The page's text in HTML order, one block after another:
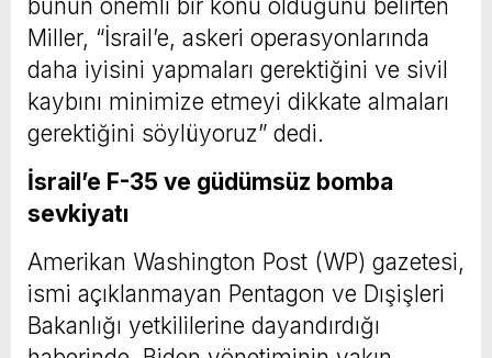
bunun önemli bir konu olduğunu belirten
Miller, “İsrail’e, askeri operasyonlarında
daha iyisini yapmaları gerektiğini ve sivil
kaybını minimize etmeyi dikkate almaları
gerektiğini söylüyoruz” dedi.
İsrail’e F-35 ve güdümsüz bomba
sevkiyatı
Amerikan Washington Post (WP) gazetesi,
ismi açıklanmayan Pentagon ve Dışişleri
Bakanlığı yetkililerine dayandırdığı